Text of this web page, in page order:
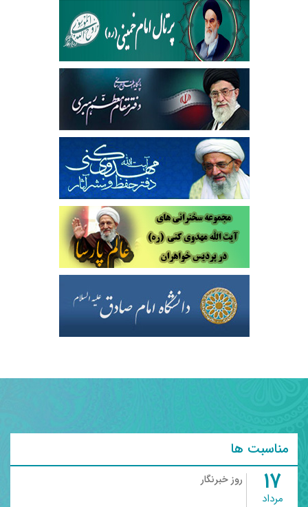
معرفی و نقد کتاب انسجام سیاسی در جوامع چند فرهنگی
مناسبت ها
۱۷
مرداد
روز خبرنگار